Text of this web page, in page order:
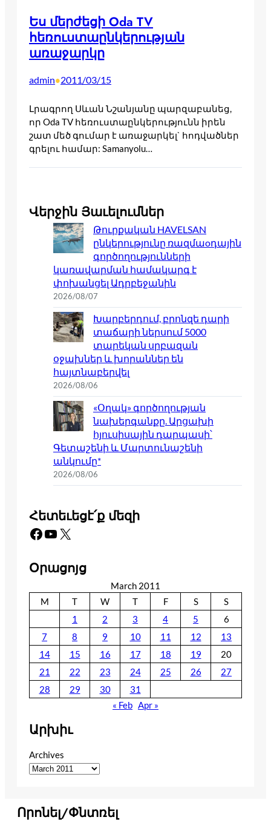
Ես մերժեցի Oda TV
հեռուստաընկերության
առաջարկը
admin•2011/03/15
Լրագրող Սևան Նշանյանը պարզաբանեց,
որ Oda TV հեռուստաընկերությունն իրեն
շատ մեծ գումար է առաջարկել` հոդվածներ
գրելու համար: Samanyolu…
Վերջին Յաւելումներ
Թուրքական HAVELSAN
ընկերությունը ռազմաoդային
գործողությունների
կառավարման համակարգ է
փոխանցել Ադրբեջանին
2026/08/07
Խարբերդում, բրոնզե դարի
տաճարի ներսում 5000
տարեկան սրբազան
օջախներ և խորաններ են
հայտնաբերվել
2026/08/06
«Օղակ» գործողության
նախերգանքը. Արցախի
հյուսիսային դարպասի՝
Գետաշենի և Մարտունաշենի
անկումը*
2026/08/06
Հետեւեցէ՛ք մեզի
Facebook YouTube X
Օրացոյց
March 2011
M
T W T F S
S
1
2 3 4 5
6
7
8 9 10 11 12
13
14
15 16 17 18 19
20
21
22 23 24 25 26
27
28
29 30
31
« Feb Apr »
Արխիւ
Archives
Որոնել/Փնտռել